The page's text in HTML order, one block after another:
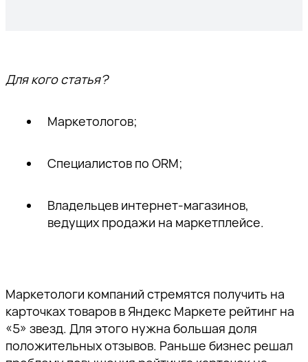
Для кого статья?
Маркетологов;
Специалистов по ORM;
Владельцев интернет-магазинов,
ведущих продажи на маркетплейсе.
Маркетологи компаний стремятся получить на
карточках товаров в Яндекс Маркете рейтинг на
«5» звезд. Для этого нужна большая доля
положительных отзывов. Раньше бизнес решал